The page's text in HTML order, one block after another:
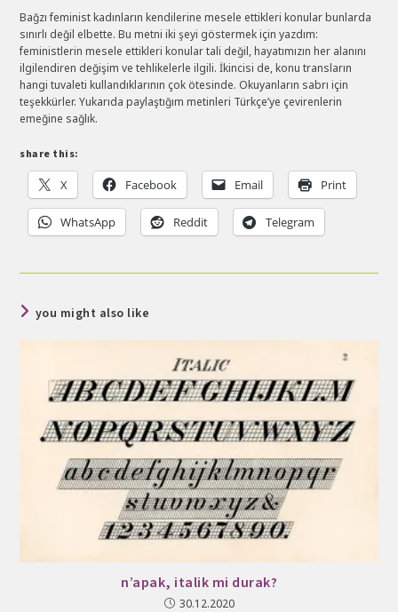
Bağzı feminist kadınların kendilerine mesele ettikleri konular bunlarda
sınırlı değil elbette. Bu metni iki şeyi göstermek için yazdım:
feministlerin mesele ettikleri konular tali değil, hayatımızın her alanını
ilgilendiren değişim ve tehlikelerle ilgili. İkincisi de, konu transların
hangi tuvaleti kullandıklarının çok ötesinde. Okuyanların sabrı için
teşekkürler. Yukarıda paylaştığım metinleri Türkçe’ye çevirenlerin
emeğine sağlık.
share this:
X Facebook Email Print
WhatsApp Reddit Telegram
you might also like
n’apak, italik mi durak?
30.12.2020